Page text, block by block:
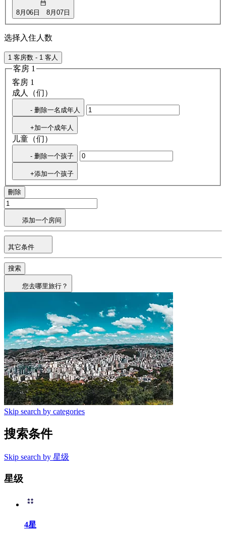
8月06日 8月07日
选择入住人数
1 客房数 - 1 客人
客房 1
客房 1
成人（们）
- 删除一名成年人
+加一个成年人
儿童（们）
- 删除一个孩子
+添加一个孩子
刪除
添加一个房间
其它条件
搜索
您去哪里旅行？
Skip search by categories
搜索条件
Skip search by 星级
星级
4星